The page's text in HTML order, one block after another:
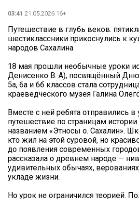
03:41 21.05.2026 16+
Путешествие в глубь веков:
шестиклассники прикоснулись к
народов Сахалина
18 мая прошли необычные уроки
Денисенко В. А), посвящённый
5а, 6а и 6б классов стала
краеведческого музея Галина
Вместе с ней ребята отправились в
путешествие по страницам
названием «Этносы о. Сахалин».
кто жил на этой суровой, но
до появления современных
рассказала о древнем народе —
удивительных обычаях,
укладе жизни.
Но урок не ограничился теорией.